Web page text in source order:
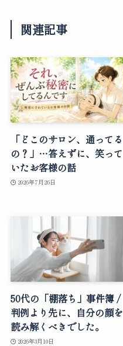
関連記事
「どこのサロン、通ってる
の？」…答えずに、笑って
いたお客様の話
2026年7月26日
50代の「棚落ち」事件簿 /
判例より先に、自分の顔を
読み解くべきでした。
2026年3月10日